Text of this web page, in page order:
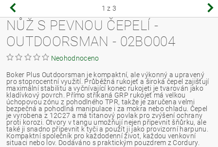
1 z 3
NŮŽ S PEVNOU ČEPELÍ -
OUTDOORSMAN - 02BO004
Neohodnoceno
Boker Plus Outdoorsman je kompaktní, ale výkonný a upravený
pro stoprocentní využití. Průběžná rukojeť a široká čepel zajišťují
maximální stabilitu a vyčnívající konec rukojeti je tvarován jako
kladívkový povrch. Přímo stříkaná GRP rukojeť má velkou
úchopovou zónu z pohodlného TPR, takže je zaručena velmi
bezpečná a pohodlná manipulace i za mokra nebo chladu. Čepel
je vyrobena z 12C27 a má titanový povlak pro zvýšení ochrany
proti korozi. Otvory v tangu umožňují nejen připevnit šňůrku, ale
také ji snadno připevnit k tyči a použít ji jako provizorní harpunu.
Kompaktní společník pro každodenní život, každou venkovní
situaci nebo lov. Dodáváno s praktickým pouzdrem z Cordury.